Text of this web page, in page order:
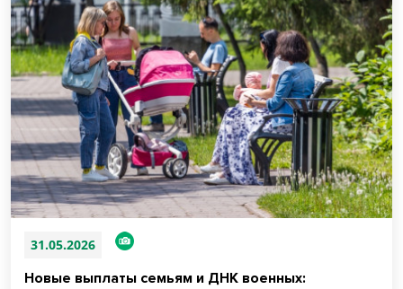
31.05.2026
Новые выплаты семьям и ДНК военных: